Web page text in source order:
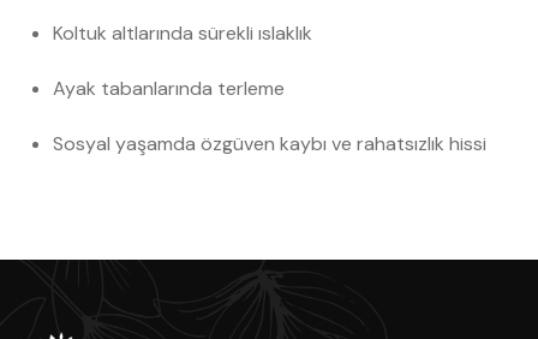
Koltuk altlarında sürekli ıslaklık
Ayak tabanlarında terleme
Sosyal yaşamda özgüven kaybı ve rahatsızlık hissi